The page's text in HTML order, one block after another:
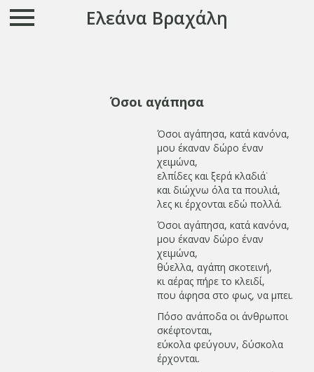
Ελεάνα Βραχάλη
Όσοι αγάπησα
Όσοι αγάπησα, κατά κανόνα,
μου έκαναν δώρο έναν
χειμώνα,
ελπίδες και ξερά κλαδιά˙
και διώχνω όλα τα πουλιά,
λες κι έρχονται εδώ πολλά.
Όσοι αγάπησα, κατά κανόνα,
μου έκαναν δώρο έναν
χειμώνα,
θύελλα, αγάπη σκοτεινή,
κι αέρας πήρε το κλειδί,
που άφησα στο φως, να μπει.
Πόσο ανάποδα οι άνθρωποι
σκέφτονται,
εύκολα φεύγουν, δύσκολα
έρχονται.